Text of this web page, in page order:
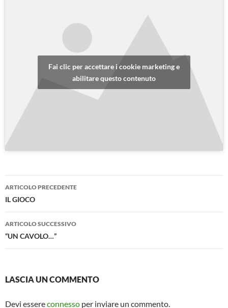
Fai clic per accettare i cookie marketing e
abilitare questo contenuto
Navigazione
articolo
ARTICOLO PRECEDENTE
IL GIOCO
ARTICOLO SUCCESSIVO
“UN CAVOLO…”
LASCIA UN COMMENTO
Devi essereconnesso per inviare un commento.